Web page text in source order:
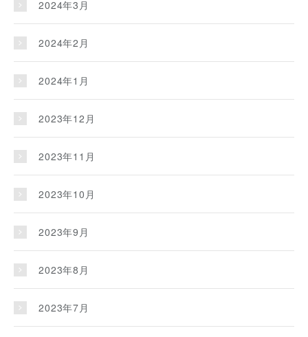
2024年3月
2024年2月
2024年1月
2023年12月
2023年11月
2023年10月
2023年9月
2023年8月
2023年7月